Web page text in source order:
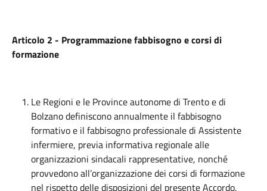
Articolo 2 - Programmazione fabbisogno e corsi di
formazione
Le Regioni e le Province autonome di Trento e di
Bolzano definiscono annualmente il fabbisogno
formativo e il fabbisogno professionale di Assistente
infermiere, previa informativa regionale alle
organizzazioni sindacali rappresentative, nonché
provvedono all’organizzazione dei corsi di formazione
nel rispetto delle disposizioni del presente Accordo.